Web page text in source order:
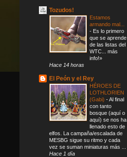
Tozudos!
Estamos
armando mal...
- Es lo primero
que se aprende
de las listas del
WTC... más
info!»
Hace 14 horas
El Peón y el Rey
HÉROES DE
LOTHLORIEN
(Gabi) -Al final
con tanto
bosque (aquí o
aquí) se nos ha
llenado esto de
elfos. La campaña/escalada de
MESBG sigue su ritmo y cada
vez se suman miniaturas más ...
Hace 1 día